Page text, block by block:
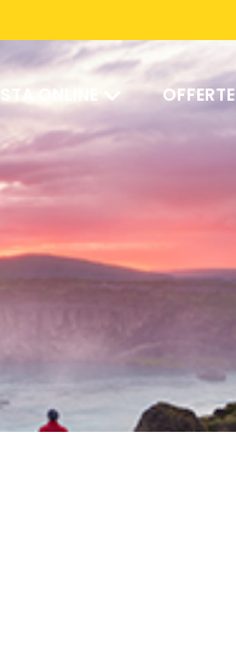
ONLINE OFFERTE